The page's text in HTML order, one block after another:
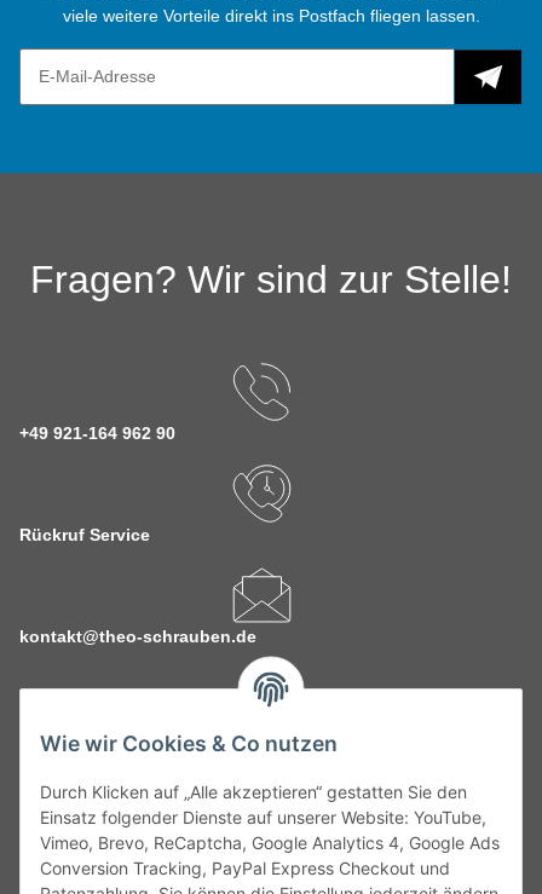
Wie wir Cookies & Co nutzen
Durch Klicken auf „Alle akzeptieren“ gestatten Sie den
Einsatz folgender Dienste auf unserer Website: YouTube,
Vimeo, Brevo, ReCaptcha, Google Analytics 4, Google Ads
Conversion Tracking, PayPal Express Checkout und
viele weitere Vorteile direkt ins Postfach fliegen lassen.
Fragen? Wir sind zur Stelle!
+49 921-164 962 90
Rückruf Service
kontakt@theo-schrauben.de
Service
Gesetzliche Informationen